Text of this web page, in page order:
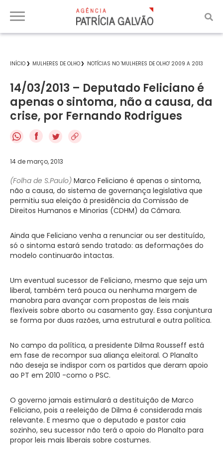
INÍCIO MULHERES DE OLHO NOTÍCIAS NO 'MULHERES DE OLHO' 2009 A 2013
14/03/2013 – Deputado Feliciano é
apenas o sintoma, não a causa, da
crise, por Fernando Rodrigues
f
14 de março, 2013
(Folha de S.Paulo) Marco Feliciano é apenas o sintoma,
não a causa, do sistema de governança legislativa que
permitiu sua eleição à presidência da Comissão de
Direitos Humanos e Minorias (CDHM) da Câmara.
Ainda que Feliciano venha a renunciar ou ser destituído,
só o sintoma estará sendo tratado: as deformações do
modelo continuarão intactas.
Um eventual sucessor de Feliciano, mesmo que seja um
liberal, também terá pouca ou nenhuma margem de
manobra para avançar com propostas de leis mais
flexíveis sobre aborto ou casamento gay. Essa conjuntura
se forma por duas razões, uma estrutural e outra política.
No campo da política, a presidente Dilma Rousseff está
em fase de recompor sua aliança eleitoral. O Planalto
não deseja se indispor com os partidos que deram apoio
ao PT em 2010 -como o PSC.
O governo jamais estimulará a destituição de Marco
Feliciano, pois a reeleição de Dilma é considerada mais
relevante. E mesmo que o deputado e pastor caia
sozinho, seu sucessor não terá o apoio do Planalto para
propor leis mais liberais sobre costumes.